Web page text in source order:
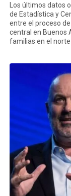
Los últimos datos
de Estadística y
entre el proceso
central en Buenos
familias en el norte